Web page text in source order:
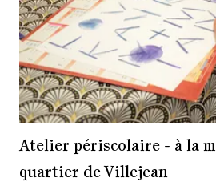
Atelier périscolaire - à la
quartier de Villejean